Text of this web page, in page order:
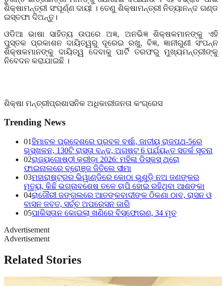
ଶିକ୍ଷାମନ୍ତ୍ରୀ ସଂପୂର୍ଣ୍ଣ ଦାୟୀ । ତେଣୁ ଶିକ୍ଷାମନ୍ତ୍ରୀ ନିତ୍ୟାନନ୍ଦ ଗଣ୍ଡ
ଇସ୍ତଫା ଦିଅନ୍ତୁ।
ଓଡିଆ ଭାଷା ସାହିତ୍ୟ ଉପରେ ଅଜ୍ଞ, ଅନଭିଜ୍ଞ ଶିକ୍ଷକମାନଙ୍କୁ ଏହି
ପୁସ୍ତକ ପ୍ରକାଶନ ଦାୟିତ୍ୱରୁ ଦୂରେଇ ରଖୁ, ବିଜ୍ଞ, ଜ୍ଞାନୀଗୁଣୀ ସଂପନ୍ନ
ଶିକ୍ଷକମାନଙ୍କୁ ଦାୟିତ୍ୱ ଦେବାକୁ ପାର୍ଟି ତରଫରୁ ମୁଖ୍ୟମନ୍ତ୍ରୀଙ୍କୁ
ନିବେଦନ କରାଯାଇଛି ।
ଶିକ୍ଷା ମନ୍ତ୍ରୀପ୍ରଶାସନିକ ଅଧିକାରୀଜନତା କଂଗ୍ରେସ
Trending News
01ହିମାଚଳ ପ୍ରଦେଶରେ ପ୍ରବଳ ବର୍ଷା, ଜାତୀୟ ରାଜପଥ-5ରେ
ଭୂସ୍ଖଳନ, 130ଟି ରାସ୍ତା ବନ୍ଦ, ଅଗଷ୍ଟ 6 ପର୍ଯ୍ୟନ୍ତ ସତର୍କ ସୂଚନା
02ରାଜ୍ୟଗୋଷ୍ଠୀ କ୍ରୀଡ଼ା 2026: ମହିଳା ଡିସ୍କସ୍ ଥ୍ରୋ
ଫାଇନାଲରେ ବ୍ରୋଞ୍ଜ ଜିତିଲେ ସୀମା
03ମହାରାଷ୍ଟ୍ରର ଭିୱାଣ୍ଡିରେ କୋଠା ଭୁଶୁଡ଼ି ନଅ ଜଣଙ୍କର
ମୃତ୍ୟୁ, କିଛି ଭଗ୍ନାବଶେଷ ତଳେ ଚାପି ହୋଇ ରହିଥିବା ଆଶଙ୍କା
04ରାଜୌରୀ ଜଙ୍ଗଲରେ ଆତଙ୍କବାଦୀଙ୍କ ଠିକଣା ଠାବ, ରାସନ ଓ
ବାସନ ଜବତ, ସର୍ଚ୍ଚ ଅପରେସନ ଜାରି
05ପାକିସ୍ତାନ କୋଇଲା ଖଣିରେ ବିସ୍ଫୋରଣ, 34 ମୃତ
Advertisement
Advertisement
Related Stories